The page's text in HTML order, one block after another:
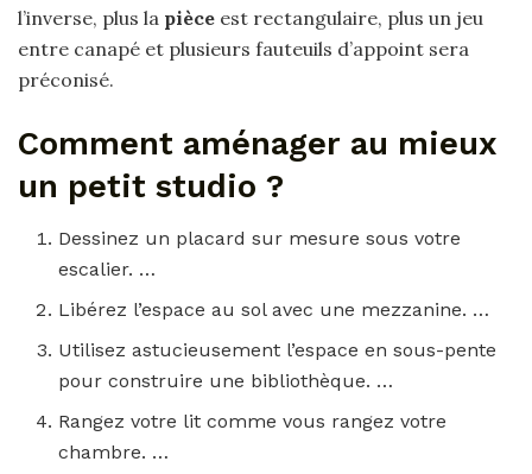
l’inverse, plus la pièce est rectangulaire, plus un jeu
entre canapé et plusieurs fauteuils d’appoint sera
préconisé.
Comment aménager au mieux
un petit studio ?
Dessinez un placard sur mesure sous votre
escalier. …
Libérez l’espace au sol avec une mezzanine. …
Utilisez astucieusement l’espace en sous-pente
pour construire une bibliothèque. …
Rangez votre lit comme vous rangez votre
chambre. …